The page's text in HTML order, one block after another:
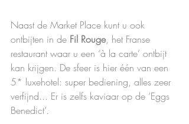
Naast de Market Place kunt u ook
ontbijten in de Fil Rouge, het Franse
restaurant waar u een ‘à la carte’ ontbijt
kan krijgen. De sfeer is hier één van een
5* luxehotel: super bediening, alles zeer
verfijnd... Er is zelfs kaviaar op de ‘Eggs
Benedict’.